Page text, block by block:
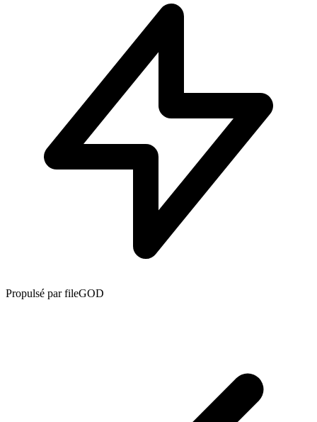
Propulsé par fileGOD